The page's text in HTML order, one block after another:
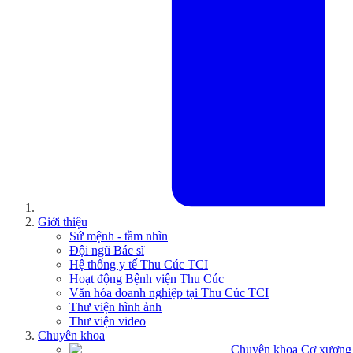
Giới thiệu
Sứ mệnh - tầm nhìn
Đội ngũ Bác sĩ
Hệ thống y tế Thu Cúc TCI
Hoạt động Bệnh viện Thu Cúc
Văn hóa doanh nghiệp tại Thu Cúc TCI
Thư viện hình ảnh
Thư viện video
Chuyên khoa
Chuyên khoa Cơ